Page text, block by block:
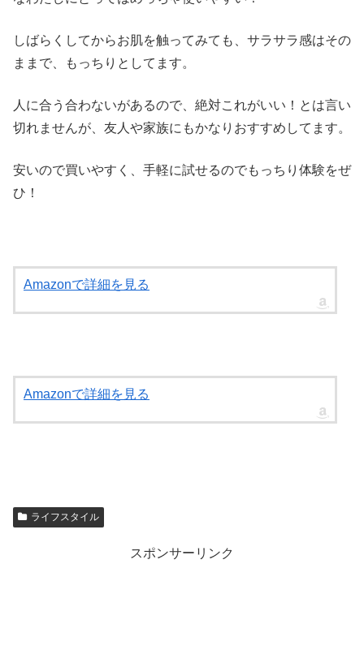
しばらくしてからお肌を触ってみても、サラサラ感はその
ままで、もっちりとしてます。
人に合う合わないがあるので、絶対これがいい！とは言い
切れませんが、友人や家族にもかなりおすすめしてます。
安いので買いやすく、手軽に試せるのでもっちり体験をぜ
ひ！
Amazonで詳細を見る
Amazonで詳細を見る
ライフスタイル
スポンサーリンク